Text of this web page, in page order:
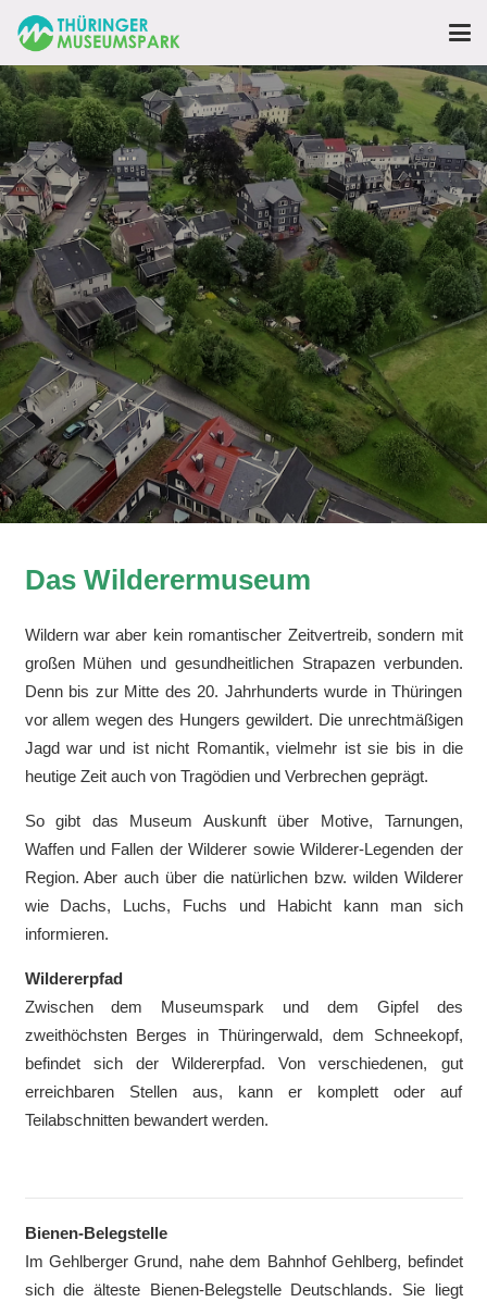
Das Wilderermuseum
Wildern war aber kein romantischer Zeitvertreib, sondern mit
großen Mühen und gesundheitlichen Strapazen verbunden.
Denn bis zur Mitte des 20. Jahrhunderts wurde in Thüringen
vor allem wegen des Hungers gewildert. Die unrechtmäßigen
Jagd war und ist nicht Romantik, vielmehr ist sie bis in die
heutige Zeit auch von Tragödien und Verbrechen geprägt.
So gibt das Museum Auskunft über Motive, Tarnungen,
Waffen und Fallen der Wilderer sowie Wilderer-Legenden der
Region. Aber auch über die natürlichen bzw. wilden Wilderer
wie Dachs, Luchs, Fuchs und Habicht kann man sich
informieren.
Wildererpfad
Zwischen dem Museumspark und dem Gipfel des
zweithöchsten Berges in Thüringerwald, dem Schneekopf,
befindet sich der Wildererpfad. Von verschiedenen, gut
erreichbaren Stellen aus, kann er komplett oder auf
Teilabschnitten bewandert werden.
Bienen-Belegstelle
Im Gehlberger Grund, nahe dem Bahnhof Gehlberg, befindet
sich die älteste Bienen-Belegstelle Deutschlands. Sie liegt